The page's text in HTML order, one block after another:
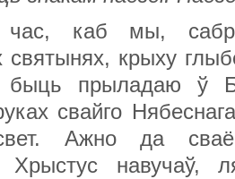
час, каб мы,
святынях, крыху
быць прыладаю ў
свайго
Ажно да
Хрыстус навучаў,